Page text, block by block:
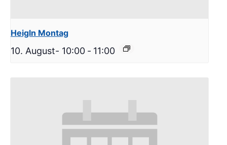
Heigln Montag
10. August- 10:00 - 11:00